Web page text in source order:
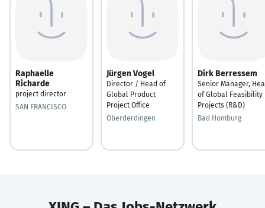
Raphaelle
Richarde
project director
SAN FRANCISCO
Jürgen Vogel
Director / Head of
Global Product
Project Office
Oberderdingen
Dirk Berressem
Senior Manager,
of Global Feasibility
Projects (R&D)
Bad Homburg